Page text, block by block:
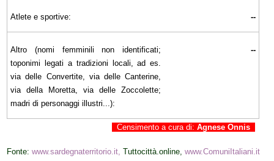
Atlete e sportive: --
Altro (nomi femminili non identificati;
toponimi legati a tradizioni locali, ad es.
via delle Convertite, via delle Canterine,
via della Moretta, via delle Zoccolette;
madri di personaggi illustri...):
--
Censimento a cura di: Agnese Onnis
Fonte: www.sardegnaterritorio.it, Tuttocittà.online,www.ComuniItaliani.it